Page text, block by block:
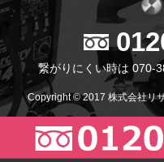
繋がりにくい時は 070-
Copyright © 2017 株式会社リ
PC版で表示